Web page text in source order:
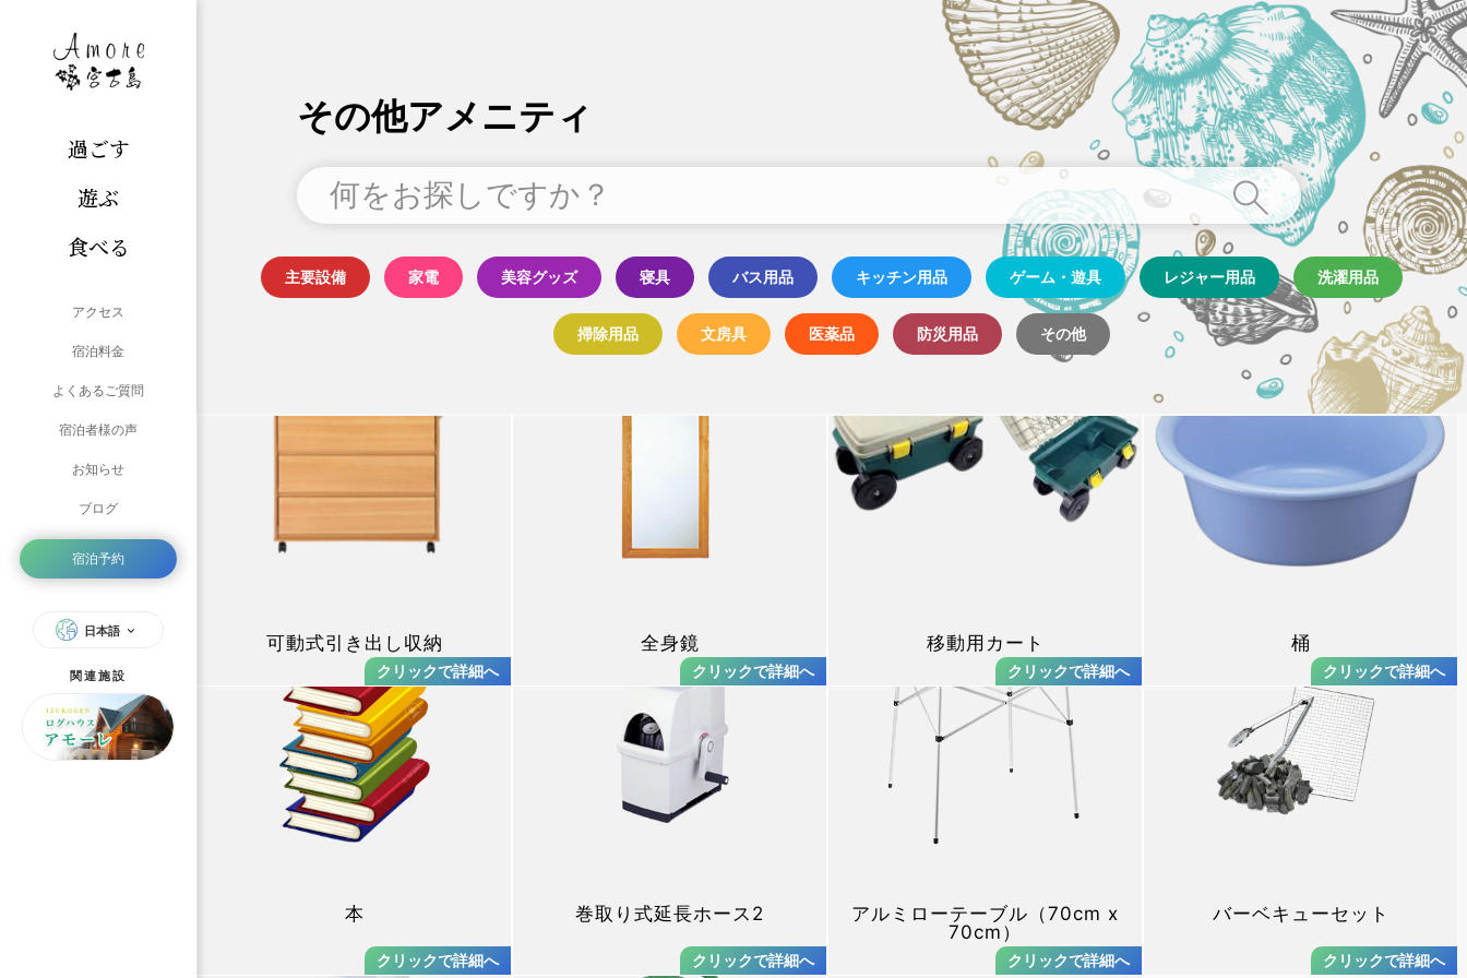
過ごす
遊ぶ
食べる
アクセス
宿泊料金
よくあるご質問
宿泊者様の声
お知らせ
ブログ
宿泊予約
日本語
関連施設
その他アメニティ
主要設備 家電 美容グッズ 寝具 バス用品 キッチン用品 ゲーム・遊具 レジャー用品 洗濯用品
掃除用品 文房具 医薬品 防災用品 その他
可動式引き出し収納 全身鏡 移動用カート 桶
本 巻取り式延長ホース2
アルミローテーブル（70cm x
70cm）
バーベキューセット